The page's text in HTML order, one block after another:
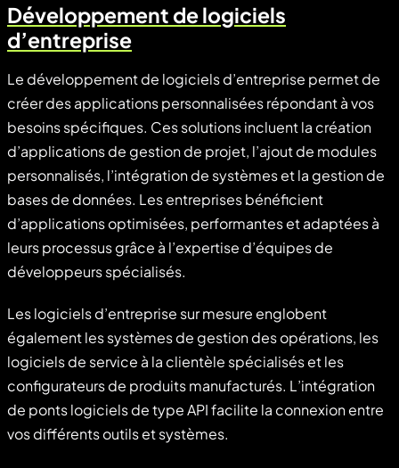
Développement de logiciels
d’entreprise
Le développement de logiciels d’entreprise permet de
créer des applications personnalisées répondant à vos
besoins spécifiques. Ces solutions incluent la création
d’applications de gestion de projet, l’ajout de modules
personnalisés, l’intégration de systèmes et la gestion de
bases de données. Les entreprises bénéficient
d’applications optimisées, performantes et adaptées à
leurs processus grâce à l’expertise d’équipes de
développeurs spécialisés.
Les logiciels d’entreprise sur mesure englobent
également les systèmes de gestion des opérations, les
logiciels de service à la clientèle spécialisés et les
configurateurs de produits manufacturés. L’intégration
de ponts logiciels de type API facilite la connexion entre
vos différents outils et systèmes.